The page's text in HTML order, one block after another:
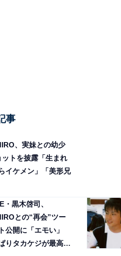
事
、実妹との幼少
ットを披露「生まれ
イケメン」「美形兄
・黒木啓司、
との“再会”ツー
公開に「エモい」
りタカケジが最高で